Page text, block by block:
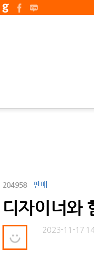
204958 판매
디자이너와
2023-11-17